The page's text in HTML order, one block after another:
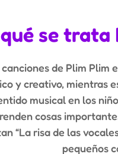
se trata
canciones de Plim Plim
y creativo, mientras
musical en los
cosas
“La risa de las
pequeños